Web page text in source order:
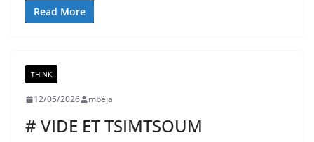
Read More
THINK
12/05/2026 mbéja
# VIDE ET TSIMTSOUM